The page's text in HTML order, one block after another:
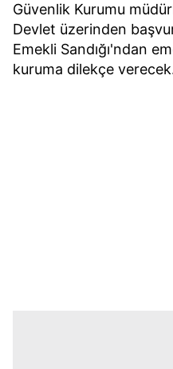
Güvenlik Kurumu
Devlet üzerinden
Emekli Sandığı'ndan
kuruma dilekçe